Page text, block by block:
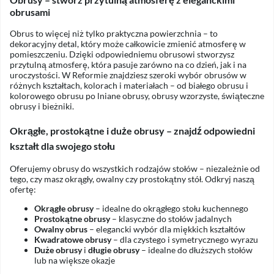
obrusami
Obrus to więcej niż tylko praktyczna powierzchnia – to
dekoracyjny detal, który może całkowicie zmienić atmosferę w
pomieszczeniu. Dzięki odpowiedniemu obrusowi stworzysz
przytulną atmosferę, która pasuje zarówno na co dzień, jak i na
uroczystości. W Reformie znajdziesz szeroki wybór obrusów w
różnych kształtach, kolorach i materiałach – od białego obrusu i
kolorowego obrusu po lniane obrusy, obrusy wzorzyste, świąteczne
obrusy i bieżniki.
Okrągłe, prostokątne i duże obrusy – znajdź odpowiedni
kształt dla swojego stołu
Oferujemy obrusy do wszystkich rodzajów stołów – niezależnie od
tego, czy masz okrągły, owalny czy prostokątny stół. Odkryj naszą
ofertę:
Okrągłe obrusy– idealne do okrągłego stołu kuchennego
Prostokątne obrusy– klasyczne do stołów jadalnych
Owalny obrus – elegancki wybór dla miękkich kształtów
Kwadratowe obrusy– dla czystego i symetrycznego wyrazu
Duże obrusyi długie obrusy– idealne do dłuższych stołów
lub na większe okazje